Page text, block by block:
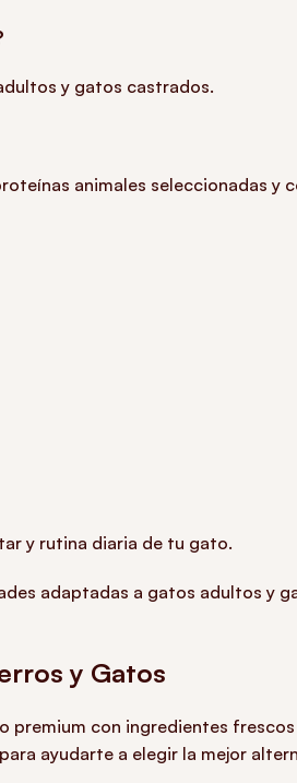
y gatos castrados.
animales seleccionadas y
y rutina diaria de tu gato.
adaptadas a gatos adultos y
y Gatos
con ingredientes
ayudarte a elegir la mejor